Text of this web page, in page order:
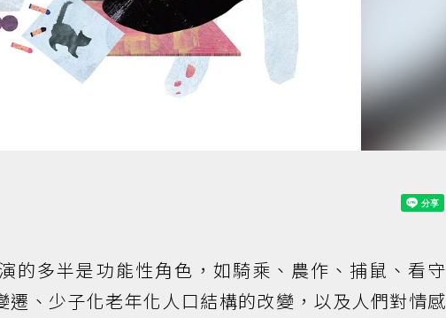
的多半是功能性角色，如騎乘、農作、捕鼠、看守
遷、少子化老年化人口結構的改變，以及人們對情感